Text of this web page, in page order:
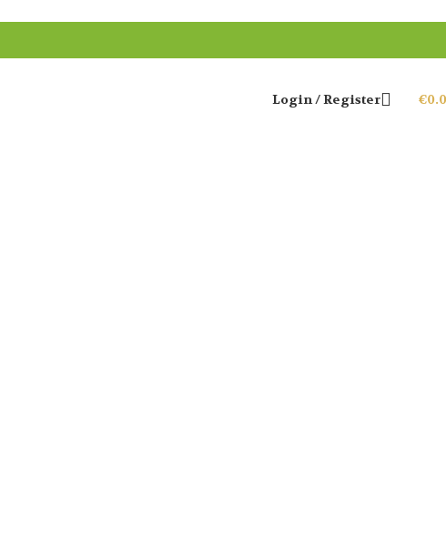
Login / Register €